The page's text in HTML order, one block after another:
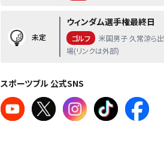
未定
ウィンダム選手権最終日
ゴルフ
米国男子 久常涼ら出
場(リンクは外部)
スポーツブル 公式SNS